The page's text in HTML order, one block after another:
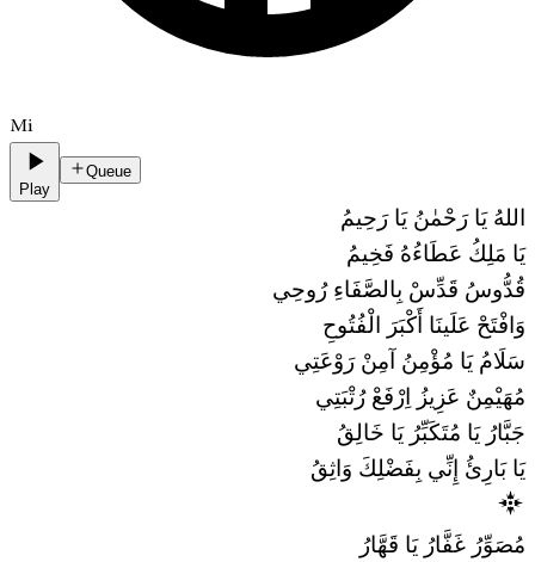
Mi
Play
Queue
اللهُ يَا رَحْمٰنُ يَا رَحِيمُ
يَا مَلِكُ عَطَاءُهُ فَخِيمُ
قُدُّوسُ قَدِّسْ بِالصَّفَاءِ رُوحِي
وَافْتَحْ عَلَينَا أَكْبَرَ الْفُتُوحِ
سَلَامُ يَا مُؤْمِنُ آمِنْ رَوْعَتِي
مُهَيْمِنٌ عَزِيزُ اِرْفَعْ رُتْبَتِي
جَبَّارُ يَا مُتَكَبِّرُ يَا خَالِقُ
يَا بَارِئُ إِنِّي بِفَضْلِكَ وَاثِقُ
مُصَوِّرُ غَفَّارُ يَا قَهَّارُ